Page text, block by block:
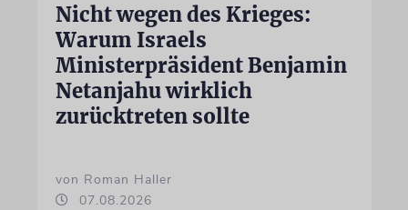
Nicht wegen des Krieges:
Warum Israels
Ministerpräsident Benjamin
Netanjahu wirklich
zurücktreten sollte
von Roman Haller
07.08.2026